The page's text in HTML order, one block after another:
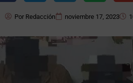
PorRedacción noviembre 17, 2023